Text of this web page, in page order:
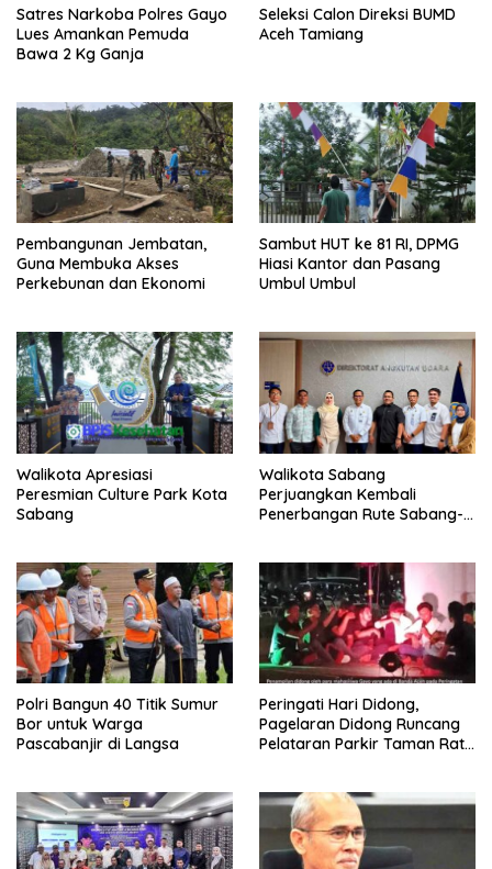
Satres Narkoba Polres Gayo
Lues Amankan Pemuda
Bawa 2 Kg Ganja
Seleksi Calon Direksi BUMD
Aceh Tamiang
Pembangunan Jembatan,
Guna Membuka Akses
Perkebunan dan Ekonomi
Sambut HUT ke 81 RI, DPMG
Hiasi Kantor dan Pasang
Umbul Umbul
Walikota Apresiasi
Peresmian Culture Park Kota
Sabang
Walikota Sabang
Perjuangkan Kembali
Penerbangan Rute Sabang-
Polri Bangun 40 Titik Sumur
Bor untuk Warga
Pascabanjir di Langsa
Peringati Hari Didong,
Pagelaran Didong Runcang
Pelataran Parkir Taman Ratu